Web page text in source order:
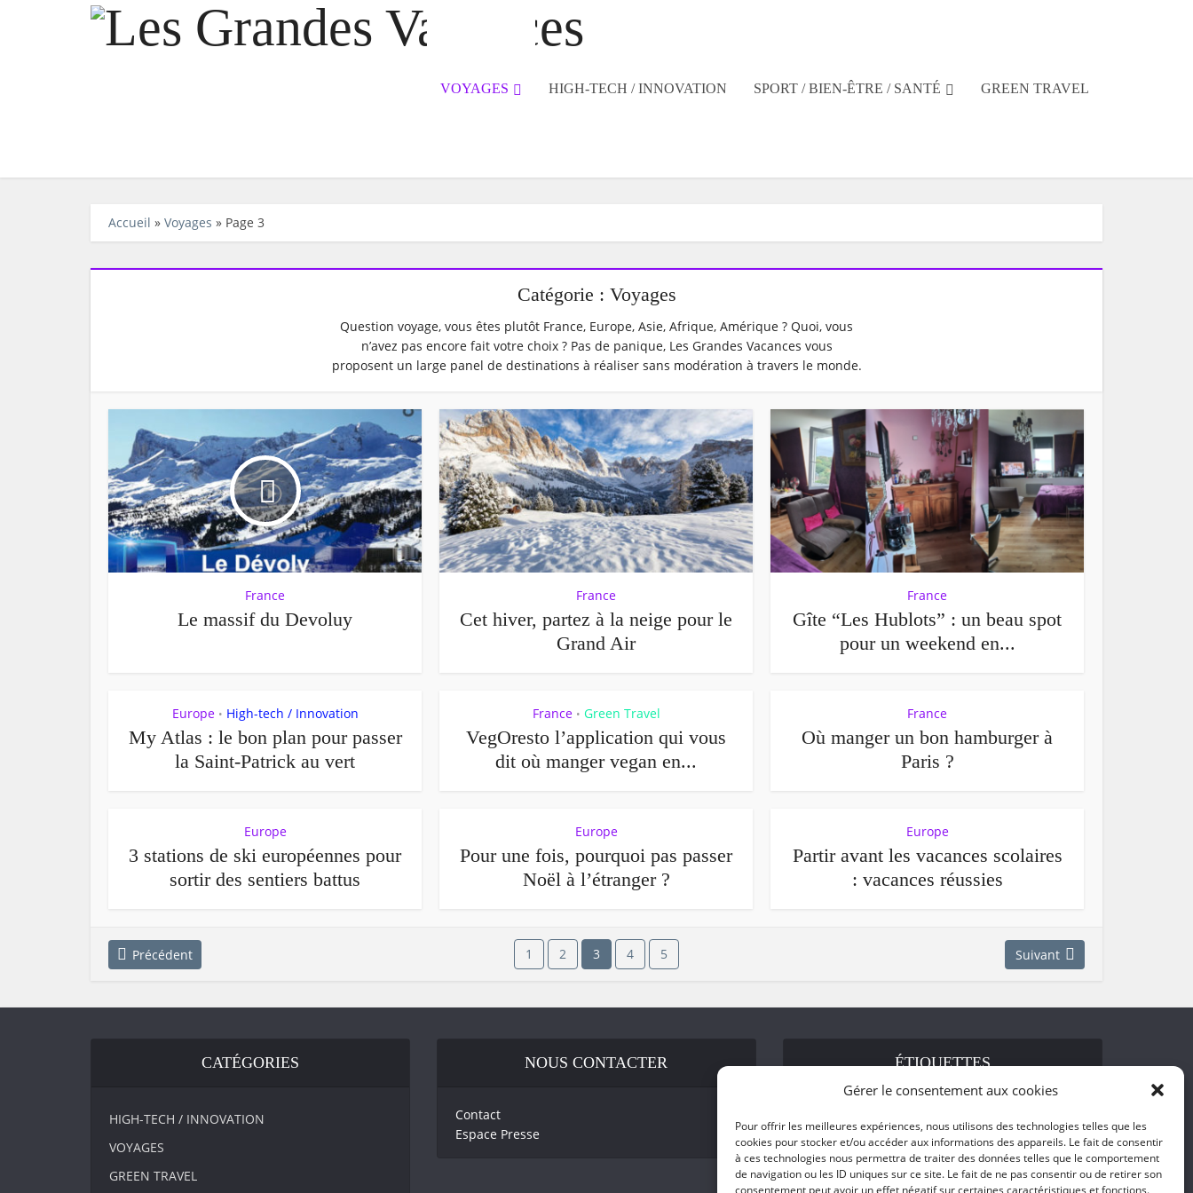
Gérer le consentement aux cookies
Pour offrir les meilleures expériences, nous utilisons des technologies telles que les
cookies pour stocker et/ou accéder aux informations des appareils. Le fait de consentir
à ces technologies nous permettra de traiter des données telles que le comportement
de navigation ou les ID uniques sur ce site. Le fait de ne pas consentir ou de retirer son
consentement peut avoir un effet négatif sur certaines caractéristiques et fonctions.
VOYAGES HIGH-TECH / INNOVATION SPORT / BIEN-ÊTRE / SANTÉ GREEN TRAVEL
Accueil » Voyages » Page 3
Catégorie : Voyages
Question voyage, vous êtes plutôt France, Europe, Asie, Afrique, Amérique ? Quoi, vous
n’avez pas encore fait votre choix ? Pas de panique, Les Grandes Vacances vous
proposent un large panel de destinations à réaliser sans modération à travers le monde.
France
Le massif du Devoluy
France
Cet hiver, partez à la neige pour le
Grand Air
France
Gîte “Les Hublots” : un beau spot
pour un weekend en...
Europe • High-tech / Innovation
My Atlas : le bon plan pour passer
la Saint-Patrick au vert
France • Green Travel
VegOresto l’application qui vous
dit où manger vegan en...
France
Où manger un bon hamburger à
Paris ?
Europe
3 stations de ski européennes pour
sortir des sentiers battus
Europe
Pour une fois, pourquoi pas passer
Noël à l’étranger ?
Europe
Partir avant les vacances scolaires
: vacances réussies
Précédent 1 2 3 4 5 Suivant
CATÉGORIES
HIGH-TECH / INNOVATION
VOYAGES
GREEN TRAVEL
NOUS CONTACTER
Contact
Espace Presse
ÉTIQUETTES